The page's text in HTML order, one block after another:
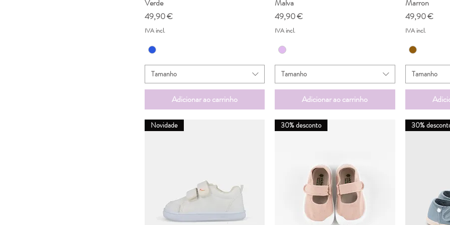
Verde
Preço
49,90 €
IVA incl.
Tamanho
Adicionar ao carrinho
Malva
Preço
49,90 €
IVA incl.
Tamanho
Adicionar ao carrinho
Marron
Preço
49,90 €
IVA incl.
Tamanho
Novidade 30% desconto 30%